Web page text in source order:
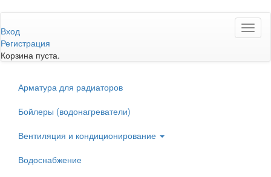
к
основному
содержанию
Вход
Регистрация
Корзина пуста.
Арматура для радиаторов
Бойлеры (водонагреватели)
Вентиляция и кондиционирование
Водоснабжение